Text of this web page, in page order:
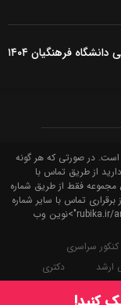
کارنامه قبولی رشته دبیری زبان انگلیسی دانشگاه فرهنگیان ۱۴۰۴
است. در صورتی که هر گونه
از طریق تماس با
این مجموعه فقط از طریق شماره
صورت میگیرد و از برقراری تماس با سایر شماره
کنکور سراسری
ارشد
دکتری